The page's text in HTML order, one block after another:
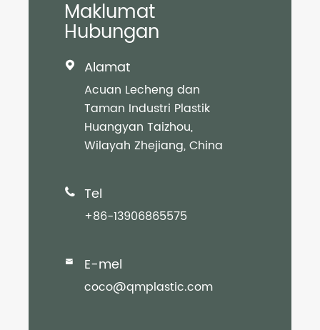
Maklumat
Hubungan
 Alamat
Acuan Lecheng dan
Taman Industri Plastik
Huangyan Taizhou,
Wilayah Zhejiang, China
 Tel
+86-13906865575
 E-mel
coco@qmplastic.com